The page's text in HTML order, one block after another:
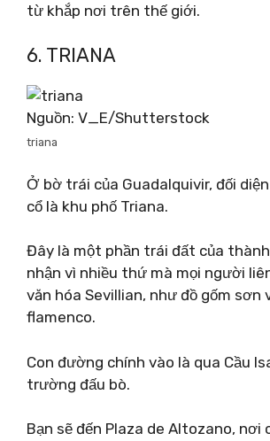
từ khắp nơi trên thế giới.
6. TRIANA
Nguồn: V_E/Shutterstock
triana
Ở bờ trái của Guadalquivir, đối
cổ là khu phố Triana.
Đây là một phần trái đất của
nhận vì nhiều thứ mà mọi người
văn hóa Sevillian, như đồ gốm sơn
flamenco.
Con đường chính vào là qua Cầu
trường đấu bò.
Bạn sẽ đến Plaza de Altozano,